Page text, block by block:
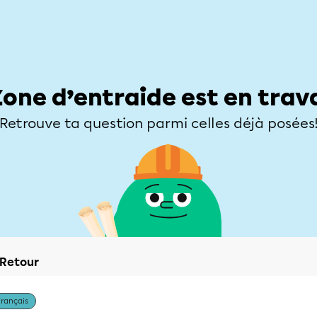
d’entraide est en
Retrouve ta question parmi celles déjà
Retour